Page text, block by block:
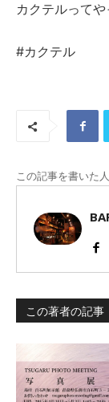
カクテルって
#カクテル
この記事を書いた人
この著者の記事